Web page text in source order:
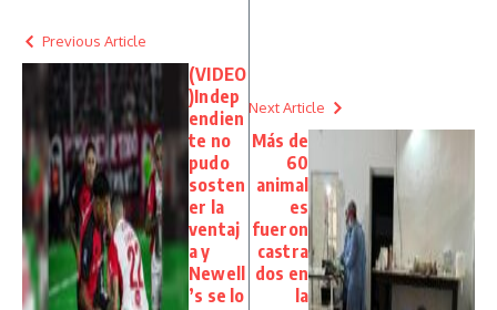
Previous Article
(VIDEO
)Indep
endien
te no
pudo
sosten
er la
ventaj
a y
Newell
’s se lo
Next Article
Más de
60
animal
es
fueron
castra
dos en
la